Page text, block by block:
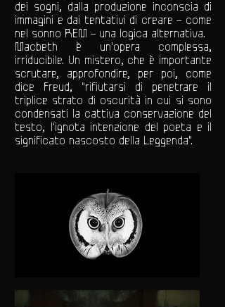
dei sogni, dalla produzione inconscia di
immagini e dai tentativi di creare – come
nel sonno REM – una logica alternativa.
Macbeth è un'opera complessa,
irriducibile. Un mistero, che è importante
scrutare, approfondire, per poi, come
dice Freud, "rifiutarsi di penetrare il
triplice strato di oscurità in cui si sono
condensati la cattiva conservazione del
testo, l'ignota intenzione del poeta e il
significato nascosto della Leggenda".